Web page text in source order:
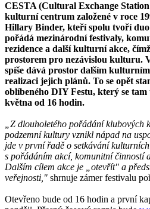
CESTA (Cultural Exchange
kulturní centrum založené v roce
Hillary Binder, kteří spolu tvoří duo
pořádá mezinárodní festivaly,
rezidence a další kulturní akce,
prostorem pro nezávislou kulturu.
spíše dává prostor dalším
realizaci jejich plánů. To se opět
oblíbeného DIY Festu, který se tam
května od 16 hodin.
„Z dlouholetého pořádání klubových
podzemní kultury vznikl nápad na
jde v první řadě o setkávání
s pořádáním akcí, komunitní činností
Dalším cílem akce je „otevřít" a
veřejnosti," shrnuje zámer festivalu
Otevřeno bude od 16 hodin a první